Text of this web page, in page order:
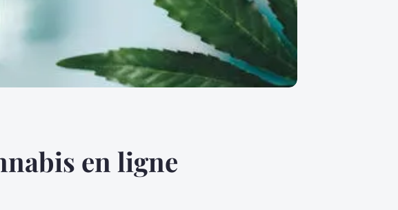
en ligne